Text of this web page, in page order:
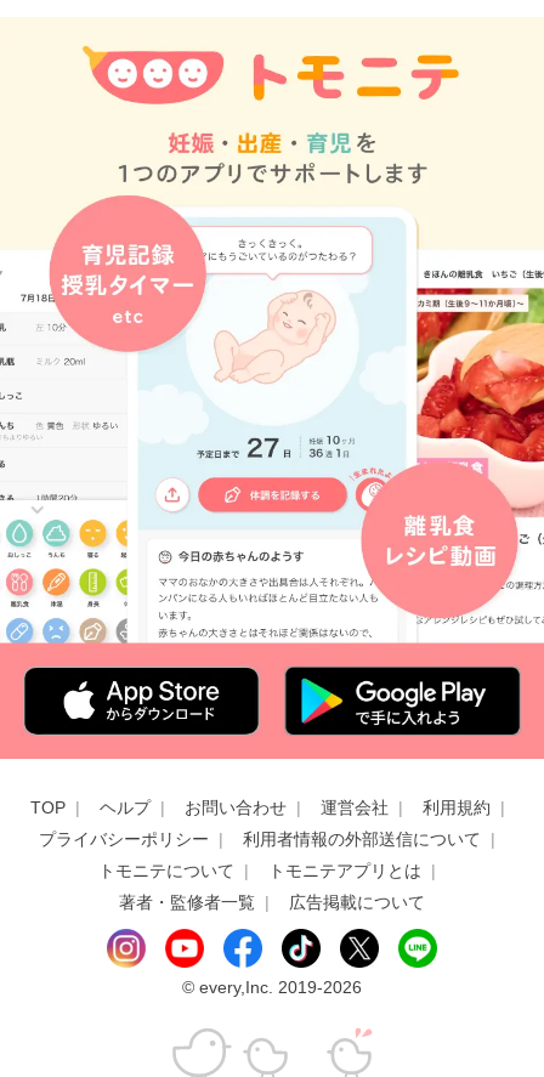
TOP ヘルプ お問い合わせ 運営会社
利用規約
プライバシーポリシー
利用者情報の外部送信について
トモニテについて
トモニテアプリとは
著者・監修者一覧
広告掲載について
© every,Inc. 2019-2026